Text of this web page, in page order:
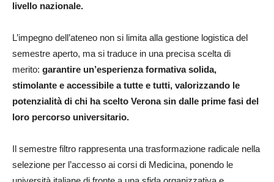
livello nazionale.
L’impegno dell’ateneo non si limita alla gestione logistica del
semestre aperto, ma si traduce in una precisa scelta di
merito: garantire un’esperienza formativa solida,
stimolante e accessibile a tutte e tutti, valorizzando le
potenzialità di chi ha scelto Verona sin dalle prime fasi del
loro percorso universitario.
Il semestre filtro rappresenta una trasformazione radicale nella
selezione per l’accesso ai corsi di Medicina, ponendo le